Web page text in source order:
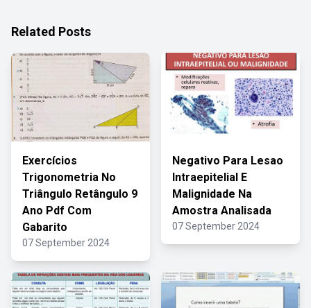
Related Posts
Exercícios
Trigonometria No
Triângulo Retângulo 9
Ano Pdf Com
Gabarito
07 September 2024
Negativo Para Lesao
Intraepitelial E
Malignidade Na
Amostra Analisada
07 September 2024